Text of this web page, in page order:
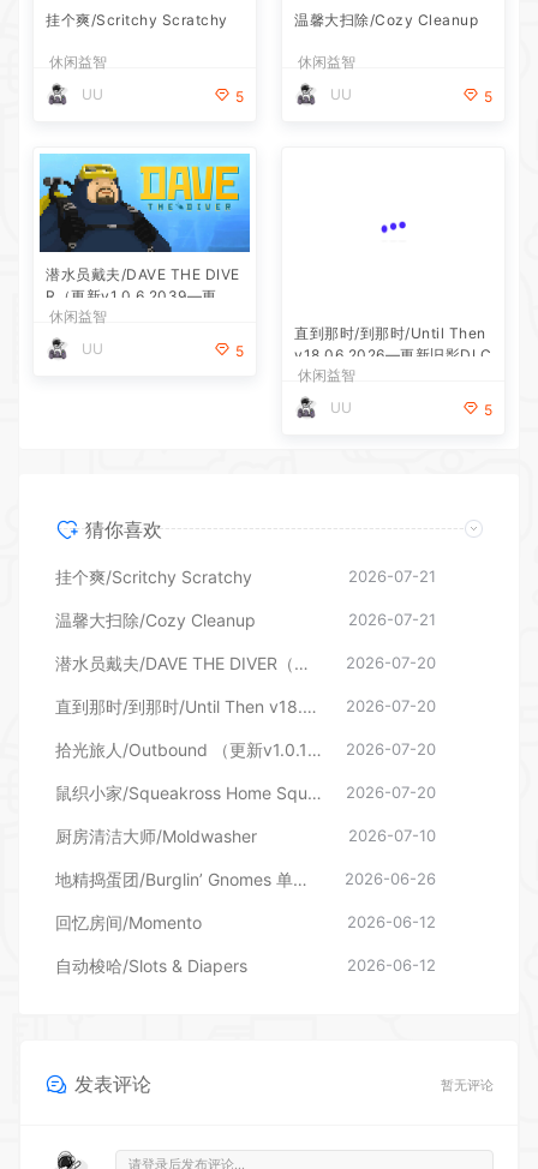
挂个爽/Scritchy Scratchy
休闲益智
UU
5
温馨大扫除/Cozy Cleanup
休闲益智
UU
5
潜水员戴夫/DAVE THE DIVE
R（更新v1.0.6.2039—更新D
LC）
休闲益智
UU
5
直到那时/到那时/Until Then
v18.06.2026—更新旧影DLC
休闲益智
UU
5
猜你喜欢
挂个爽/Scritchy Scratchy 2026-07-21
温馨大扫除/Cozy Cleanup 2026-07-21
潜水员戴夫/DAVE THE DIVER（更新v1.0.6.2039—更新DLC） 2026-07-20
直到那时/到那时/Until Then v18.06.2026—更新旧影DLC 2026-07-20
拾光旅人/Outbound （更新v1.0.16 单机/网络联机） 2026-07-20
鼠织小家/Squeakross Home Squeak Home （更新v1.8b） 2026-07-20
厨房清洁大师/Moldwasher 2026-07-10
地精捣蛋团/Burglin’ Gnomes 单机/网络联机 2026-06-26
回忆房间/Momento 2026-06-12
自动梭哈/Slots & Diapers 2026-06-12
发表评论 暂无评论